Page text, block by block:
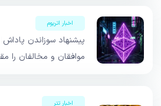
اخبار اتریوم
پیشنهاد سوزاندن پاداش
موافقان و مخالفان را
اخبار تتر